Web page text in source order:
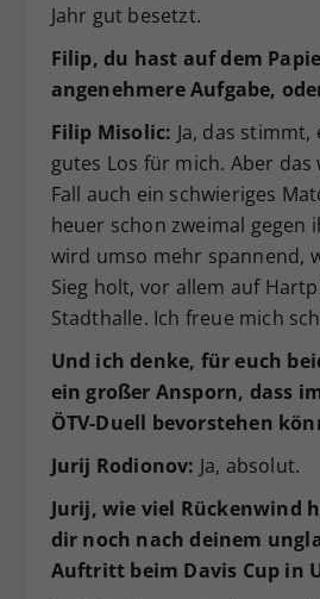
Jahr gut besetzt.
Filip, du hast auf dem
angenehmere Aufgabe,
Filip Misolic: Ja, das
gutes Los für mich. Aber
Fall auch ein schwieriges
heuer schon zweimal gegen
wird umso mehr spannend,
Sieg holt, vor allem auf
Stadthalle. Ich freue mich
Und ich denke, für euch
ein großer Ansporn, dass
ÖTV-Duell bevorstehen
Jurij Rodionov: Ja, absolut.
Jurij, wie viel Rückenwind
dir noch nach deinem
Auftritt beim Davis Cup in